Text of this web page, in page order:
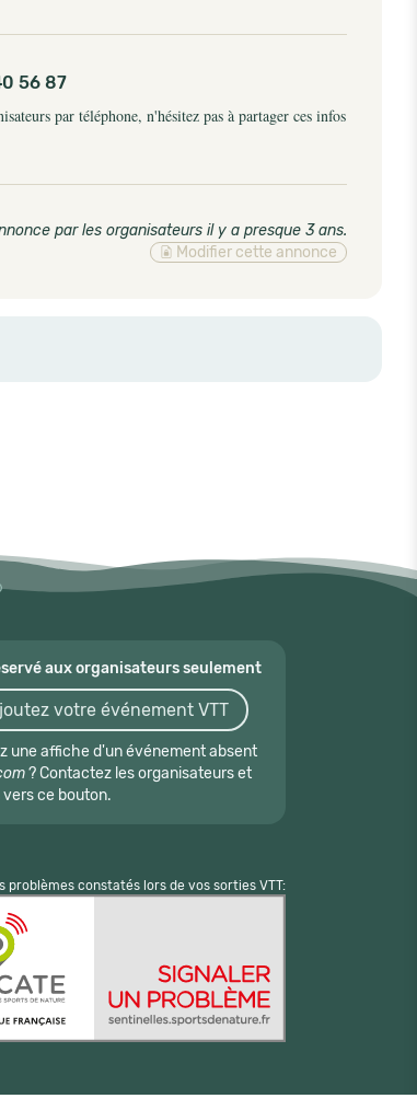
56 87
par téléphone, n'hésitez pas à partager ces infos
par les organisateurs il y a presque 3 ans.
Modifier cette annonce
aux organisateurs seulement
votre événement VTT
une affiche d'un événement absent
? Contactez les organisateurs et
ce bouton.
problèmes constatés lors de vos sorties VTT: